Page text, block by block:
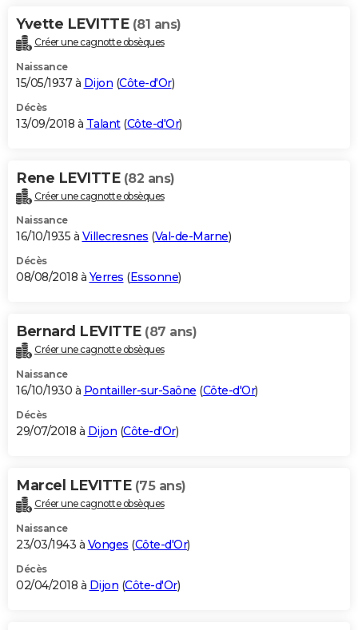
Yvette LEVITTE (81 ans)
Créer une cagnotte obsèques
Naissance
15/05/1937 à Dijon (Côte-d'Or)
Décès
13/09/2018 à Talant(Côte-d'Or)
Rene LEVITTE (82 ans)
Créer une cagnotte obsèques
Naissance
16/10/1935 à Villecresnes (Val-de-Marne)
Décès
08/08/2018 à Yerres (Essonne)
Bernard LEVITTE (87 ans)
Créer une cagnotte obsèques
Naissance
16/10/1930 à Pontailler-sur-Saône (Côte-d'Or)
Décès
29/07/2018 à Dijon (Côte-d'Or)
Marcel LEVITTE (75 ans)
Créer une cagnotte obsèques
Naissance
23/03/1943 à Vonges (Côte-d'Or)
Décès
02/04/2018 à Dijon (Côte-d'Or)